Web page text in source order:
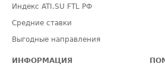
Индекс ATI.SU FTL РФ
Средние ставки
Выгодные направления
ИНФОРМАЦИЯ